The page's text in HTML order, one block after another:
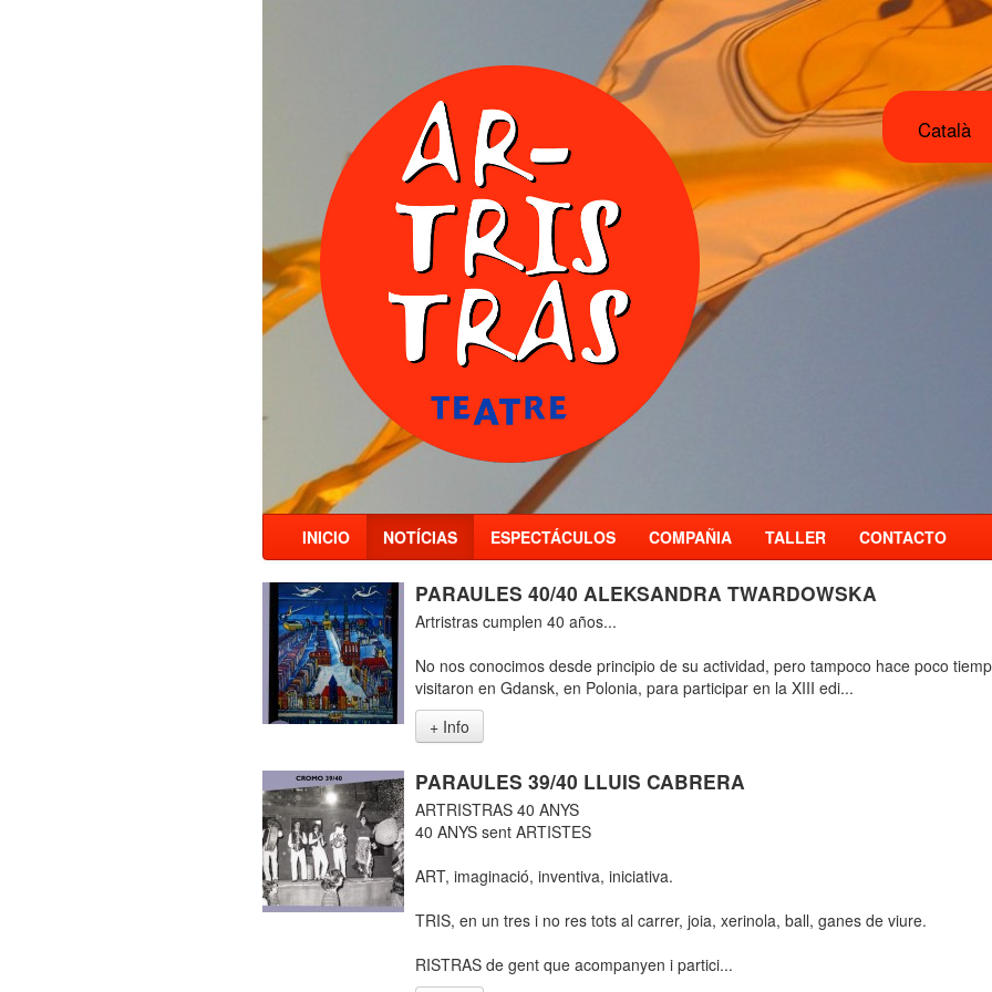
Català
INICIO NOTÍCIAS ESPECTÁCULOS COMPAÑIA TALLER CONTACTO
PARAULES 40/40 ALEKSANDRA TWARDOWSKA
Artristras cumplen 40 años...
No nos conocimos desde principio de su actividad, pero tampoco hace poco
visitaron en Gdansk, en Polonia, para participar en la XIII edi...
+ Info
PARAULES 39/40 LLUIS CABRERA
ARTRISTRAS 40 ANYS
40 ANYS sent ARTISTES
ART, imaginació, inventiva, iniciativa.
TRIS, en un tres i no res tots al carrer, joia, xerinola, ball, ganes de viure.
RISTRAS de gent que acompanyen i partici...